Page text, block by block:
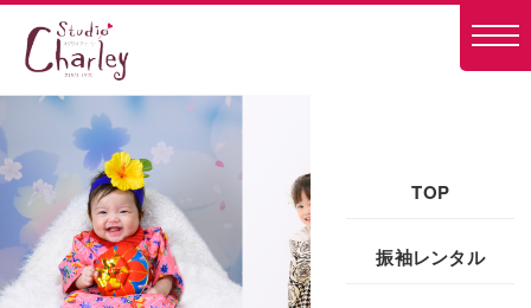
TOP
振袖レンタル